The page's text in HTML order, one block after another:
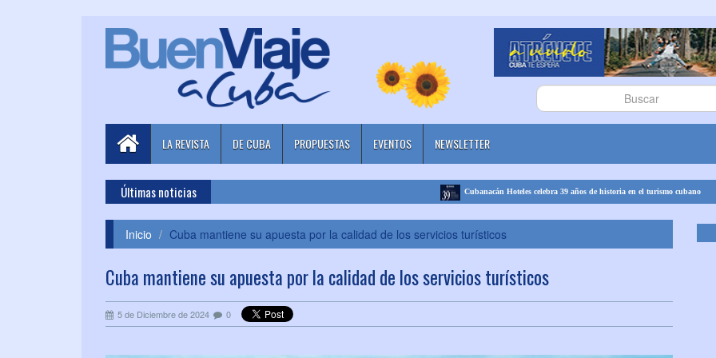
LA REVISTA DE CUBA PROPUESTAS EVENTOS NEWSLETTER
Últimas noticias Cubanacán Hoteles celebra 39 años de historia en el turismo cubano
Inicio Cuba mantiene su apuesta por la calidad de los servicios turísticos
Cuba mantiene su apuesta por la calidad de los servicios turísticos
5 de Diciembre de 2024 0